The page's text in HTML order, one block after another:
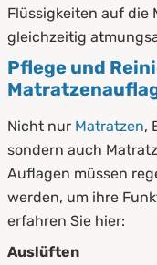
Flüssigkeiten auf die
gleichzeitig
Pflege und
Nicht nur Matratzen,
sondern auch
Auflagen müssen
werden, um ihre
erfahren Sie hier:
Auslüften